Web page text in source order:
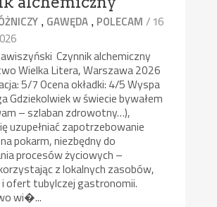
, GAWĘDA , POLECAM / 16
Czynnik alchemiczny
Wielka Litera, Warszawa 2026
5/7 Ocena okładki: 4/5 Wyspa
Gdziekolwiek w świecie bywałem
– szlaban zdrowotny…),
uzupełniać zapotrzebowanie
pokarm, niezbędny do
procesów życiowych –
z lokalnych zasobów,
ofert tubylczej gastronomii.
wi�...